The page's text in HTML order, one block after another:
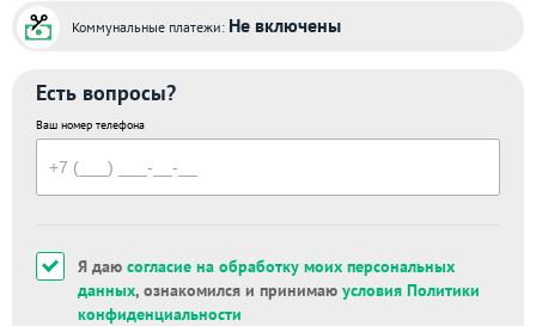
Коммунальные платежи: Не включены
Есть вопросы?
Ваш номер телефона
Я даю согласие на обработку моих персональных
данных, ознакомился и принимаю условия Политики
конфиденциальности